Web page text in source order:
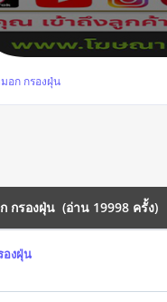
อก กรองฝุ่น
กรองฝุ่น (อ่าน 19998 ครั้ง)
องฝุ่น